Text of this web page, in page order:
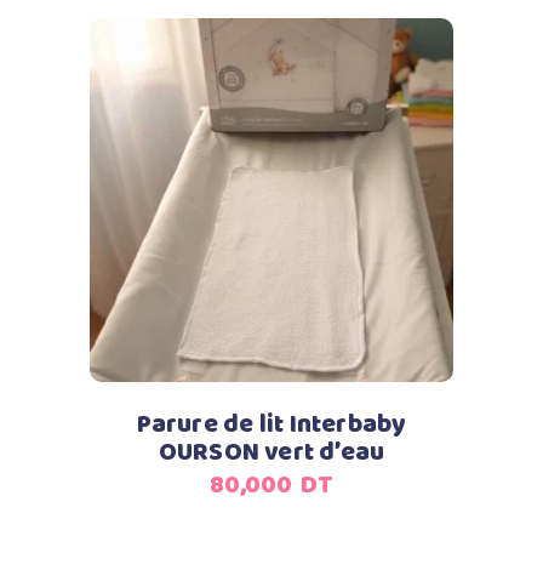
Ajouter au panier
Parure de lit Interbaby
OURSON vert d’eau
80,000 DT